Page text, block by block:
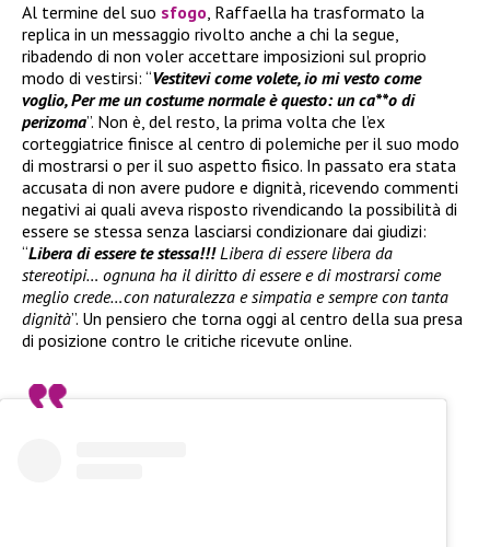
Al termine del suo sfogo, Raffaella ha trasformato la
replica in un messaggio rivolto anche a chi la segue,
ribadendo di non voler accettare imposizioni sul proprio
modo di vestirsi: “Vestitevi come volete, io mi vesto come
voglio, Per me un costume normale è questo: un ca**o di
perizoma”. Non è, del resto, la prima volta che l’ex
corteggiatrice finisce al centro di polemiche per il suo modo
di mostrarsi o per il suo aspetto fisico. In passato era stata
accusata di non avere pudore e dignità, ricevendo commenti
negativi ai quali aveva risposto rivendicando la possibilità di
essere se stessa senza lasciarsi condizionare dai giudizi:
“Libera di essere te stessa!!!Libera di essere libera da
stereotipi… ognuna ha il diritto di essere e di mostrarsi come
meglio crede…con naturalezza e simpatia e sempre con tanta
dignità”. Un pensiero che torna oggi al centro della sua presa
di posizione contro le critiche ricevute online.